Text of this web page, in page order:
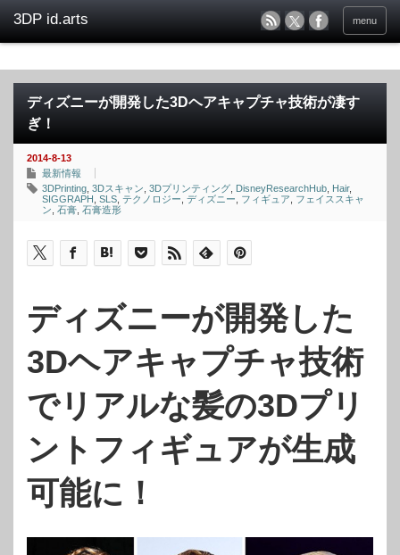
menu
ディズニーが開発した3Dヘアキャプチャ技術が凄す
ぎ！
2014-8-13
最新情報
3DPrinting 3Dスキャン 3Dプリンティング DisneyResearchHub Hair,
SIGGRAPH SLS テクノロジー ディズニー フィギュア
フェイススキャ
ン 石膏 石膏造形
ディズニーが開発した
3Dヘアキャプチャ技術
でリアルな髪の3Dプリ
ントフィギュアが生成
可能に！